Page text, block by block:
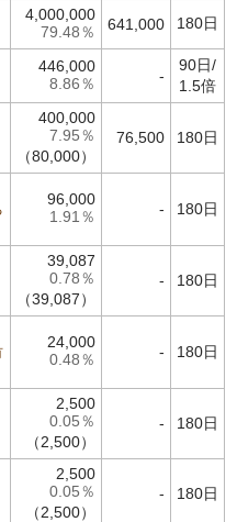
4,000,000
79.48％ 641,000 180日
446,000
8.86％ -
90日/
1.5倍
400,000
7.95％
（80,000）
76,500 180日
96,000
1.91％ - 180日
39,087
0.78％
（39,087）
- 180日
24,000
0.48％ - 180日
2,500
0.05％
（2,500）
- 180日
2,500
0.05％
（2,500）
- 180日